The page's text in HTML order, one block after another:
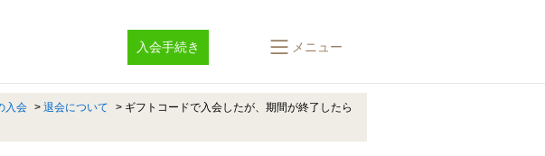
入会手続き メニュー
入会 > 退会について > ギフトコードで入会したが、期間が終了したら